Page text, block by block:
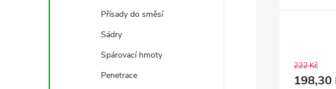
Přísady do směsí
Sádry
Spárovací hmoty
Penetrace
cena:
222 Kč